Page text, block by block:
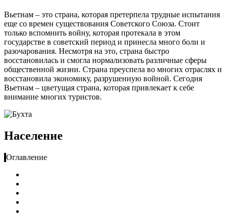
Вьетнам – это страна, которая претерпела трудные испытания
еще со времен существования Советского Союза. Стоит
только вспомнить войну, которая протекала в этом
государстве в советский период и принесла много боли и
разочарования. Несмотря на это, страна быстро
восстановилась и смогла нормализовать различные сферы
общественной жизни. Cтрана преуспела во многих отраслях и
восстановила экономику, разрушенную войной. Сегодня
Вьетнам – цветущая страна, которая привлекает к себе
внимание многих туристов.
Население
Оглавление